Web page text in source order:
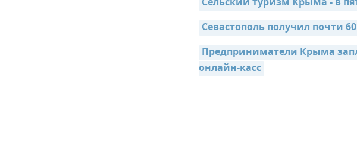
Севастополь получил почти
Предприниматели Крыма
онлайн-касс